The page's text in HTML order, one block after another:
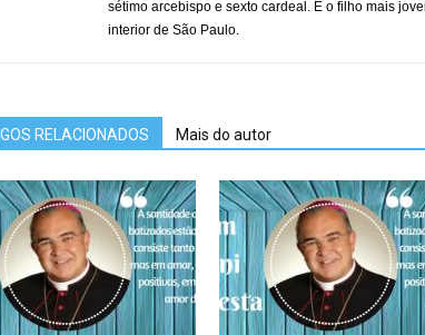
sétimo arcebispo e sexto cardeal. É o filho mais
interior de São Paulo.
RELACIONADOS Mais do autor